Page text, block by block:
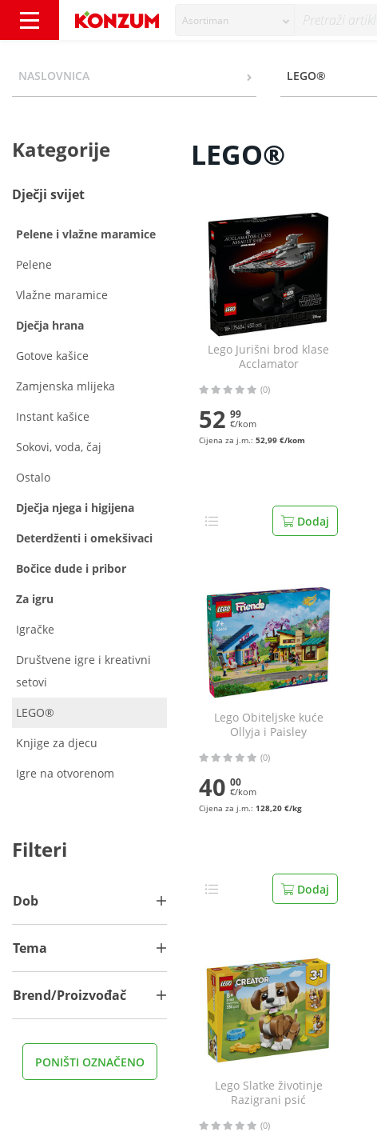
Asortiman
NASLOVNICA LEGO®
Kategorije
Dječji svijet
Pelene i vlažne maramice
Pelene
Vlažne maramice
Dječja hrana
Gotove kašice
Zamjenska mlijeka
Instant kašice
Sokovi, voda, čaj
Ostalo
Dječja njega i higijena
Deterdženti i omekšivaci
Bočice dude i pribor
Za igru
Igračke
Društvene igre i kreativni
setovi
LEGO®
Knjige za djecu
Igre na otvorenom
Filteri
Dob
Tema
Brend/Proizvođač
PONIŠTI OZNAČENO
LEGO®
Lego Jurišni brod klase
Acclamator
(0)
52 99
€/kom
Cijena za j.m.: 52,99 €/kom
Dodaj
Lego Obiteljske kuće
Ollyja i Paisley
(0)
40 00
€/kom
Cijena za j.m.: 128,20 €/kg
Dodaj
Lego Slatke životinje
Razigrani psić
(0)